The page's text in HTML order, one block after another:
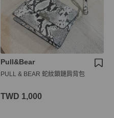
Pull&Bear
PULL & BEAR 蛇紋鎖鏈肩背包
TWD 1,000